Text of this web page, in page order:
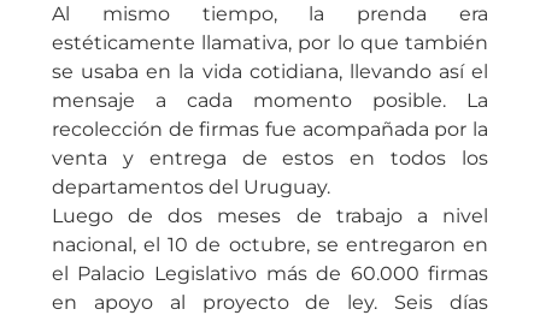
Al mismo tiempo, la prenda era
estéticamente llamativa, por lo que también
se usaba en la vida cotidiana, llevando así el
mensaje a cada momento posible. La
recolección de firmas fue acompañada por la
venta y entrega de estos en todos los
departamentos del Uruguay.
Luego de dos meses de trabajo a nivel
nacional, el 10 de octubre, se entregaron en
el Palacio Legislativo más de 60.000 firmas
en apoyo al proyecto de ley. Seis días